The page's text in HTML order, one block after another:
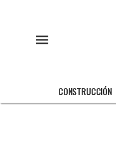
CONSTRUCCIÓN